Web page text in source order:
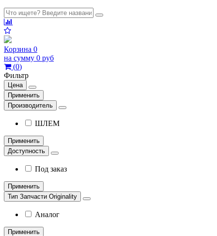
Корзина 0
на сумму 0 руб
(0)
Фильтр
Цена
Применить
Производитель
ШЛЕМ
Применить
Доступность
Под заказ
Применить
Тип Запчасти Originality
Аналог
Применить